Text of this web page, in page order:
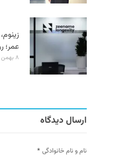
عمر؛
۸ بهمن ۱۴۰۴
ارسال دیدگاه
نام و نام خانوادگی *